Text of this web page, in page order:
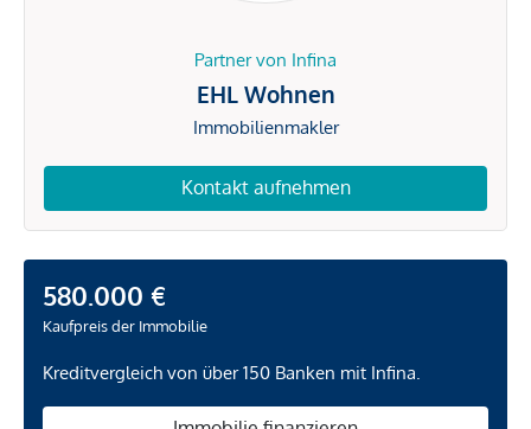
Partner von Infina
EHL Wohnen
Immobilienmakler
Kontakt aufnehmen
580.000 €
Kaufpreis der Immobilie
Kreditvergleich von über 150 Banken mit Infina.